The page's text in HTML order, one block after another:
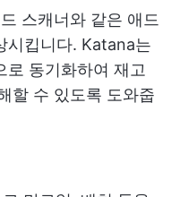
스캐너와 같은 애드
시킵니다. Katana는
로 동기화하여 재고
할 수 있도록 도와줍